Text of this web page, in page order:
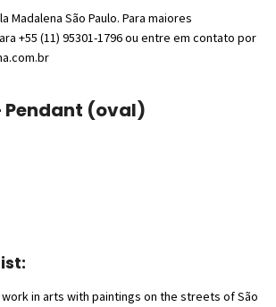
Madalena São Paulo. Para maiores
+55 (11) 95301-1796 ou entre em contato por
Pendant (oval)
in arts with paintings on the streets of São